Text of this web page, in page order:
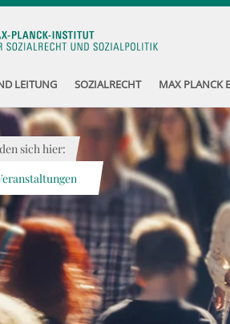
LEITUNG SOZIALRECHT MAX PLANCK
sich hier: